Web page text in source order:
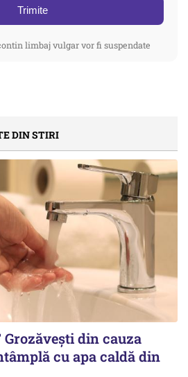
Trimite
limbaj vulgar vor fi suspendate
DIN STIRI
din cauza
cu apa caldă din